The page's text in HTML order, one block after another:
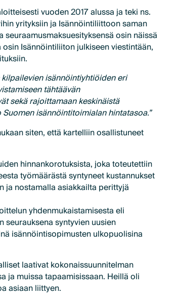
vuoden 2017 alussa ja teki ns.
yrityksiin ja Isännöintiliittoon saman
osin näissä
Isännöintiliiton julkiseen viestintään,
kilpailevien isännöintiyhtiöiden eri
tähtäävän
sekä rajoittamaan keskinäistä
isännöintitoimialan hintatasoa.”
siten, että kartelliin osallistuneet
hinnankorotuksista, joka toteutettiin
työmäärästä syntyneet kustannukset
ja nostamalla asiakkailta perittyjä
yhdenmukaistamisesta eli
syntyvien uusien
isännöintisopimusten ulkopuolisina
laativat kokonaissuunnitelman
ja muissa tapaamisissaan. Heillä oli
asiaan liittyen.